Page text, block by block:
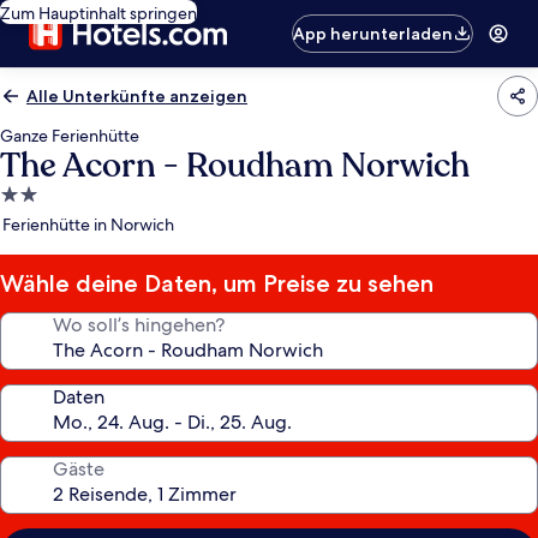
Zum Hauptinhalt springen
App herunterladen
Alle Unterkünfte anzeigen
Ganze Ferienhütte
The Acorn - Roudham Norwich
2.0-
Sterne-
Ferienhütte in Norwich
Wähle deine Daten, um Preise zu sehen
Wo soll’s hingehen?
Daten
Gäste